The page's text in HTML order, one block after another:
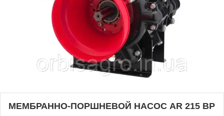
МЕМБРАННО-ПОРШНЕВОЙ НАСОС AR 215 BP